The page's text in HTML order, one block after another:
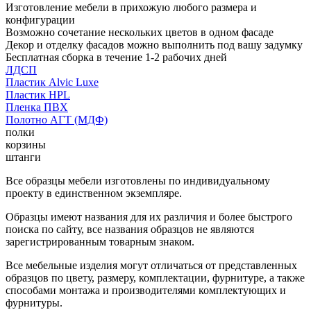
Изготовление мебели в прихожую любого размера и
конфигурации
Возможно сочетание нескольких цветов в одном фасаде
Декор и отделку фасадов можно выполнить под вашу задумку
Бесплатная сборка в течение 1-2 рабочих дней
ЛДСП
Пластик Alvic Luxe
Пластик HPL
Пленка ПВХ
Полотно АГТ (МДФ)
полки
корзины
штанги
Все образцы мебели изготовлены по индивидуальному
проекту в единственном экземпляре.
Образцы имеют названия для их различия и более быстрого
поиска по сайту, все названия образцов не являются
зарегистрированным товарным знаком.
Все мебельные изделия могут отличаться от представленных
образцов по цвету, размеру, комплектации, фурнитуре, а также
способами монтажа и производителями комплектующих и
фурнитуры.